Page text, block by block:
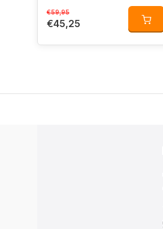
€59,95
€45,25